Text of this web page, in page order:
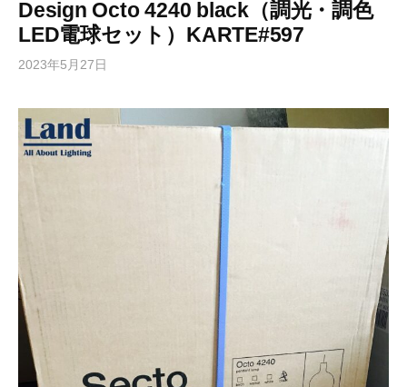
Design Octo 4240 black（調光・調色
LED電球セット）KARTE#597
2023年5月27日